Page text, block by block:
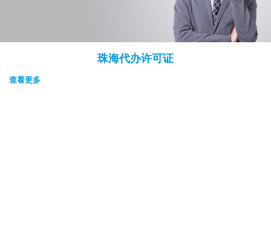
珠海代办许可证
查看更多